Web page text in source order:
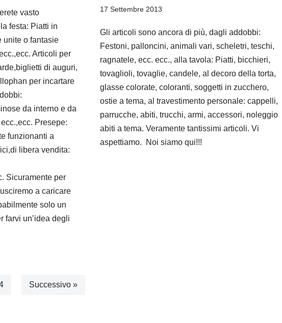
vasto
festa: Piatti in
unite o fantasie
Articoli per
di auguri,
per incartare
da interno e da
Presepe:
funzionanti a
libera vendita:
Sicuramente per
a caricare
solo un
farvi un’idea degli
17 Settembre 2013
Gli articoli sono ancora di più, dagli addobbi:
Festoni, palloncini, animali vari, scheletri, teschi,
ragnatele, ecc. ecc., alla tavola: Piatti, bicchieri,
tovaglioli, tovaglie, candele, al decoro della torta,
glasse colorate, coloranti, soggetti in zucchero,
ostie a tema, al travestimento personale: cappelli,
parrucche, abiti, trucchi, armi, accessori, noleggio
abiti a tema. Veramente tantissimi articoli. Vi
aspettiamo. Noi siamo qui!!!
Successivo »